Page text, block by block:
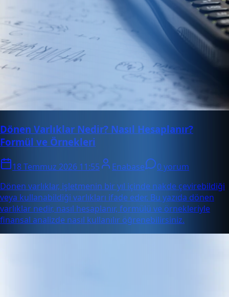
Dönen Varlıklar Nedir? Nasıl Hesaplanır?
Formül ve Örnekleri
18 Temmuz 2026 11:55 Enabase
0 yorum
Dönen varlıklar, işletmenin bir yıl içinde nakde çevirebildiği
veya kullanabildiği varlıkları ifade eder. Bu yazıda dönen
varlıklar nedir, nasıl hesaplanır, formülü ve örnekleriyle
finansal analizde nasıl kullanılır öğrenebilirsiniz.